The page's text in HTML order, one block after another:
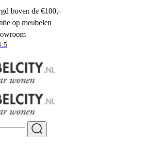
boven de €100,-
op meubelen